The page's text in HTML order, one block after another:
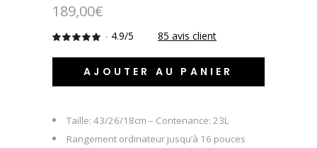
189,00€
Noté
85
client
- 4.9/5 85 avis client
AJOUTER AU PANIER
Taille: 43/26/18cm – Contenance: 23L
Rangement ordinateur jusqu’à 16 pouces